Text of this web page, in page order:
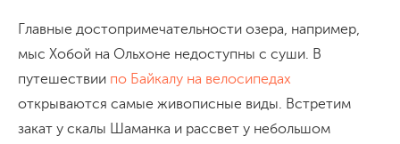
Главные достопримечательности озера, например,
мыс Хобой на Ольхоне недоступны с суши. В
путешествии по Байкалу на велосипедах
открываются самые живописные виды. Встретим
закат у скалы Шаманка и рассвет у небольшом